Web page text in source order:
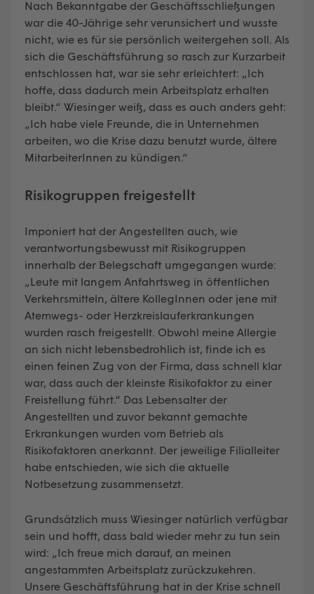
Nach Bekanntgabe der Geschäftsschließungen
war die 40-Jährige sehr verunsichert und wusste
nicht, wie es für sie persönlich weitergehen soll. Als
sich die Geschäftsführung so rasch zur Kurzarbeit
entschlossen hat, war sie sehr erleichtert: „Ich
hoffe, dass dadurch mein Arbeitsplatz erhalten
bleibt.“ Wiesinger weiß, dass es auch anders geht:
„Ich habe viele Freunde, die in Unternehmen
arbeiten, wo die Krise dazu benutzt wurde, ältere
MitarbeiterInnen zu kündigen.“
Risikogruppen freigestellt
Imponiert hat der Angestellten auch, wie
verantwortungsbewusst mit Risikogruppen
innerhalb der Belegschaft umgegangen wurde:
„Leute mit langem Anfahrtsweg in öffentlichen
Verkehrsmitteln, ältere KollegInnen oder jene mit
Atemwegs- oder Herzkreislauferkrankungen
wurden rasch freigestellt. Obwohl meine Allergie
an sich nicht lebensbedrohlich ist, finde ich es
einen feinen Zug von der Firma, dass schnell klar
war, dass auch der kleinste Risikofaktor zu einer
Freistellung führt.“ Das Lebensalter der
Angestellten und zuvor bekannt gemachte
Erkrankungen wurden vom Betrieb als
Risikofaktoren anerkannt. Der jeweilige Filialleiter
habe entschieden, wie sich die aktuelle
Notbesetzung zusammensetzt.
Grundsätzlich muss Wiesinger natürlich verfügbar
sein und hofft, dass bald wieder mehr zu tun sein
wird: „Ich freue mich darauf, an meinen
angestammten Arbeitsplatz zurückzukehren.
Unsere Geschäftsführung hat in der Krise schnell